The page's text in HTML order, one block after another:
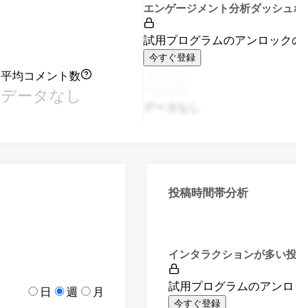
平均コメント数
データなし
エンゲージメント分析ダッシュ
試用プログラムのアンロック
今すぐ登録
日 週 月
投稿時間帯分析
インタラクションが多い
試用プログラムのアンロ
今すぐ登録